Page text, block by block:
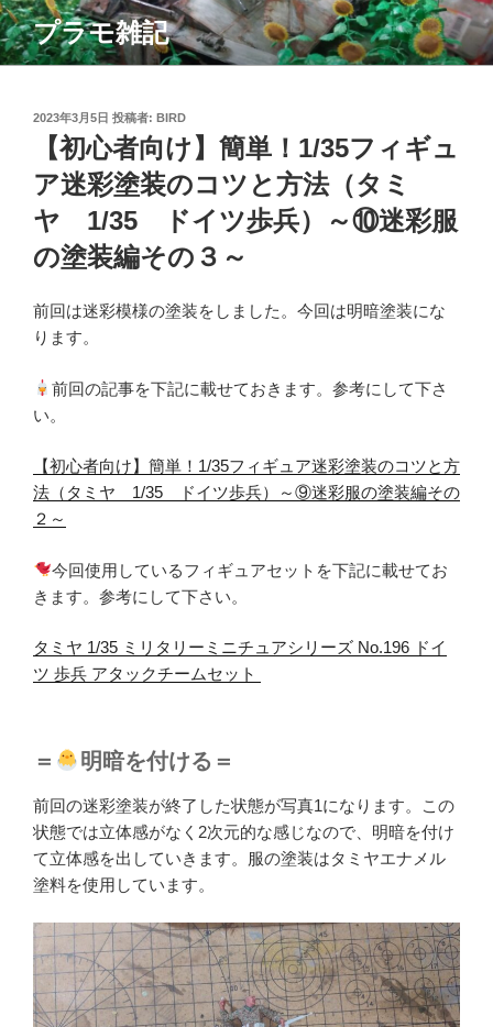
コ
ン
テ
プラモ雑記
投
2023年3月5日 投稿者: BIRD
【初心者向け】簡単！1/35フィギュ
ア迷彩塗装のコツと方法（タミ
ヤ 1/35 ドイツ歩兵）～⑩迷彩服
の塗装編その３～
前回は迷彩模様の塗装をしました。今回は明暗塗装にな
ります。
前回の記事を下記に載せておきます。参考にして下さ
い。
【初心者向け】簡単！1/35フィギュア迷彩塗装のコツと方
法（タミヤ 1/35 ドイツ歩兵）～⑨迷彩服の塗装編その
２～
今回使用しているフィギュアセットを下記に載せてお
きます。参考にして下さい。
タミヤ 1/35 ミリタリーミニチュアシリーズ No.196 ドイ
ツ 歩兵 アタックチームセット
＝ 明暗を付ける＝
前回の迷彩塗装が終了した状態が写真1になります。この
状態では立体感がなく2次元的な感じなので、明暗を付け
て立体感を出していきます。服の塗装はタミヤエナメル
塗料を使用しています。